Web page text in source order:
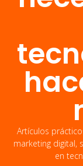
Artículos
marketing digital,
en